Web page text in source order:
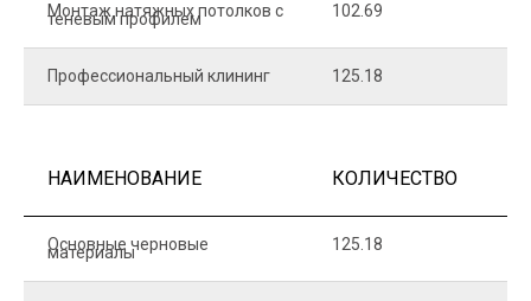
Монтаж натяжных потолков с
теневым профилем 102.69
Профессиональный клининг 125.18
НАИМЕНОВАНИЕ КОЛИЧЕСТВО
Основные черновые
материалы 125.18